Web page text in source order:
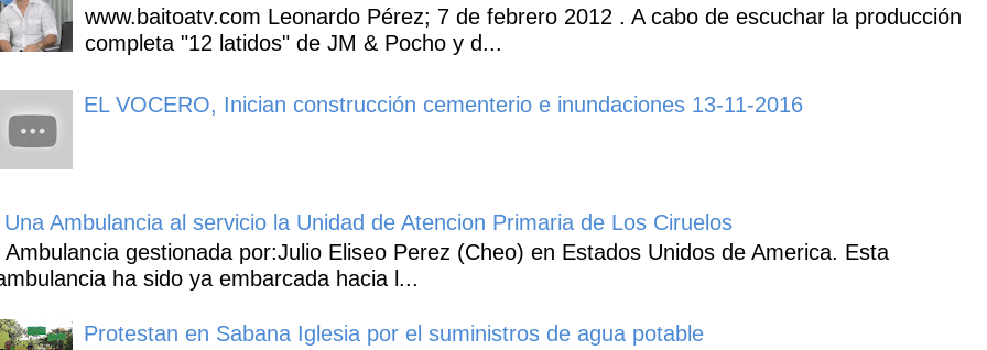
www.baitoatv.com Leonardo Pérez; 7 de febrero 2012 . A cabo de escuchar la producción
completa "12 latidos" de JM & Pocho y d...
EL VOCERO, Inician construcción cementerio e inundaciones 13-11-2016
Una Ambulancia al servicio la Unidad de Atencion Primaria de Los Ciruelos
Ambulancia gestionada por:Julio Eliseo Perez (Cheo) en Estados Unidos de America. Esta
ha sido ya embarcada hacia l...
Protestan en Sabana Iglesia por el suministros de agua potable